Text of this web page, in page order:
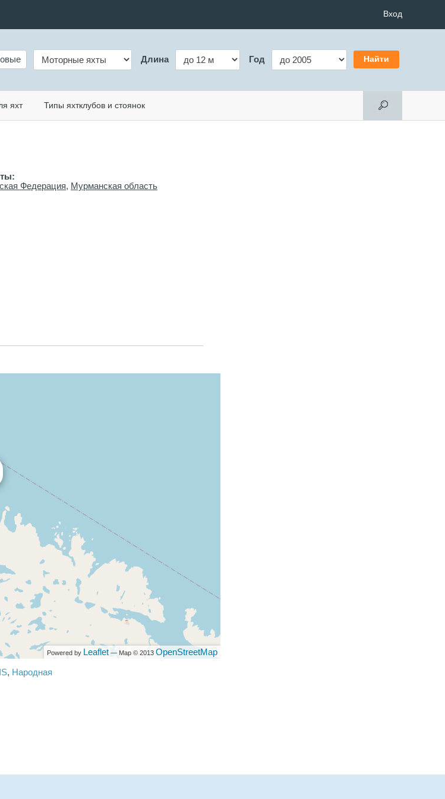
Вход
Длина Год
яхт Типы яхтклубов и стоянок
Федерация, Мурманская область
Powered by Leaflet — Map © 2013 OpenStreetMap
, Народная